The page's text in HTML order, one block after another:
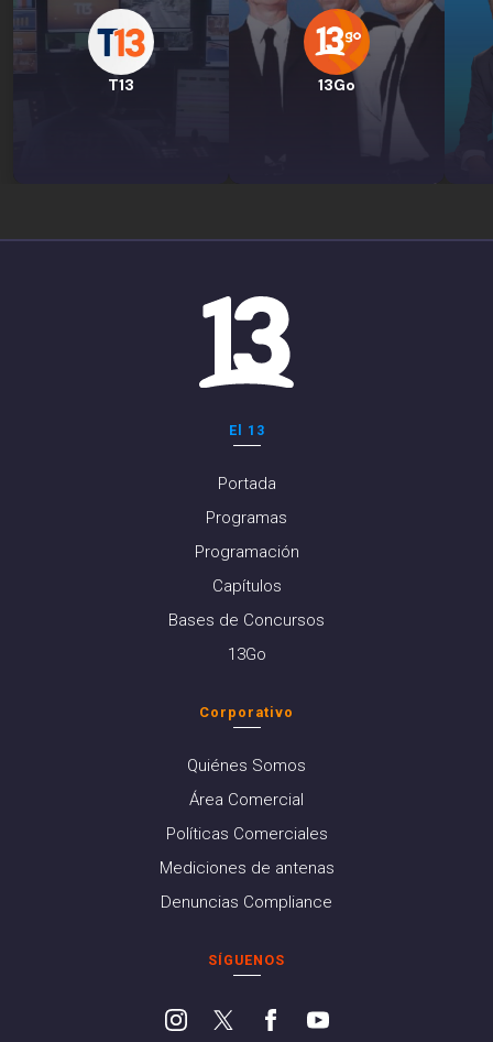
T13 13Go
El 13
Portada
Programas
Programación
Capítulos
Bases de Concursos
13Go
Corporativo
Quiénes Somos
Área Comercial
Políticas Comerciales
Mediciones de antenas
Denuncias Compliance
SÍGUENOS